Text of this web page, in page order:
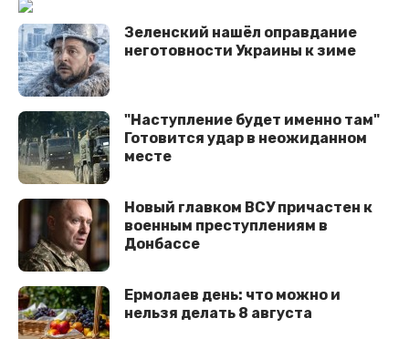
Зеленский нашёл оправдание
неготовности Украины к зиме
"Наступление будет именно там"
Готовится удар в неожиданном
месте
Новый главком ВСУ причастен к
военным преступлениям в
Донбассе
Ермолаев день: что можно и
нельзя делать 8 августа